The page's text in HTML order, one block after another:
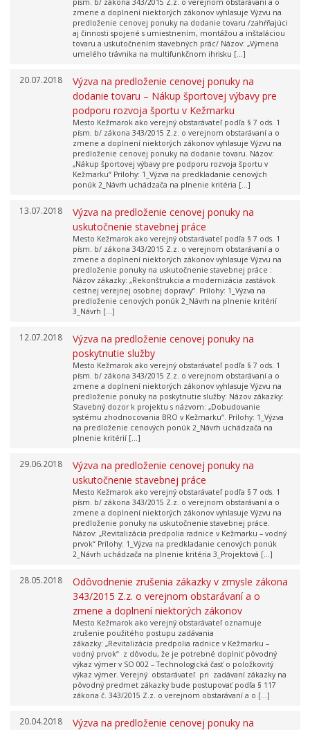
písm. b/ zákona 343/2015 Z.z. o verejnom obstarávaní a o
zmene a doplnení niektorých zákonov vyhlasuje Výzvu na
predloženie cenovej ponuky na dodanie tovaru /zahŕňajúci
aj činnosti spojené s umiestnením, montážou a inštaláciou
tovaru a uskutočnením stavebných prác/ Názov: „Výmena
umelého trávnika na multifunkčnom ihrisku […]
20.07.2018
Výzva na predloženie cenovej ponuky na
dodanie tovaru – Nákup športovej výbavy pre
podporu rozvoja športu v Kežmarku
Mesto Kežmarok ako verejný obstarávateľ podľa § 7 ods. 1
písm. b/ zákona 343/2015 Z.z. o verejnom obstarávaní a o
zmene a doplnení niektorých zákonov vyhlasuje Výzvu na
predloženie cenovej ponuky na dodanie tovaru. Názov:
„Nákup športovej výbavy pre podporu rozvoja športu v
Kežmarku“ Prílohy: 1_Výzva na predkladanie cenových
ponúk 2_Návrh uchádzača na plnenie kritéria […]
13.07.2018
Výzva na predloženie cenovej ponuky na
uskutočnenie stavebnej práce
Mesto Kežmarok ako verejný obstarávateľ podľa § 7 ods. 1
písm. b/ zákona 343/2015 Z.z. o verejnom obstarávaní a o
zmene a doplnení niektorých zákonov vyhlasuje Výzvu na
predloženie ponuky na uskutočnenie stavebnej práce :
Názov zákazky: „Rekonštrukcia a modernizácia zastávok
cestnej verejnej osobnej dopravy“. Prílohy: 1_Výzva na
predloženie cenových ponúk 2_Návrh na plnenie kritérií
3_Návrh […]
12.07.2018
Výzva na predloženie cenovej ponuky na
poskytnutie služby
Mesto Kežmarok ako verejný obstarávateľ podľa § 7 ods. 1
písm. b/ zákona 343/2015 Z.z. o verejnom obstarávaní a o
zmene a doplnení niektorých zákonov vyhlasuje Výzvu na
predloženie ponuky na poskytnutie služby: Názov zákazky:
Stavebný dozor k projektu s názvom: „Dobudovanie
systému zhodnocovania BRO v Kežmarku“. Prílohy: 1_Výzva
na predloženie cenových ponúk 2_Návrh uchádzača na
plnenie kritérií […]
29.06.2018
Výzva na predloženie cenovej ponuky na
uskutočnenie stavebnej práce
Mesto Kežmarok ako verejný obstarávateľ podľa § 7 ods. 1
písm. b/ zákona 343/2015 Z.z. o verejnom obstarávaní a o
zmene a doplnení niektorých zákonov vyhlasuje Výzvu na
predloženie ponuky na uskutočnenie stavebnej práce.
Názov: „Revitalizácia predpolia radnice v Kežmarku – vodný
prvok“ Prílohy: 1_Výzva na predkladanie cenových ponúk
2_Návrh uchádzača na plnenie kritéria 3_Projektová […]
28.05.2018
Odôvodnenie zrušenia zákazky v zmysle zákona
343/2015 Z.z. o verejnom obstarávaní a o
zmene a doplnení niektorých zákonov
Mesto Kežmarok ako verejný obstarávateľ oznamuje
zrušenie použitého postupu zadávania
zákazky: „Revitalizácia predpolia radnice v Kežmarku –
vodný prvok“ z dôvodu, že je potrebné doplniť pôvodný
výkaz výmer v SO 002 – Technologická časť o položkovitý
výkaz výmer. Verejný obstarávateľ pri zadávaní zákazky na
pôvodný predmet zákazky bude postupovať podľa § 117
zákona č. 343/2015 Z.z. o verejnom obstarávaní a o […]
20.04.2018
Výzva na predloženie cenovej ponuky na